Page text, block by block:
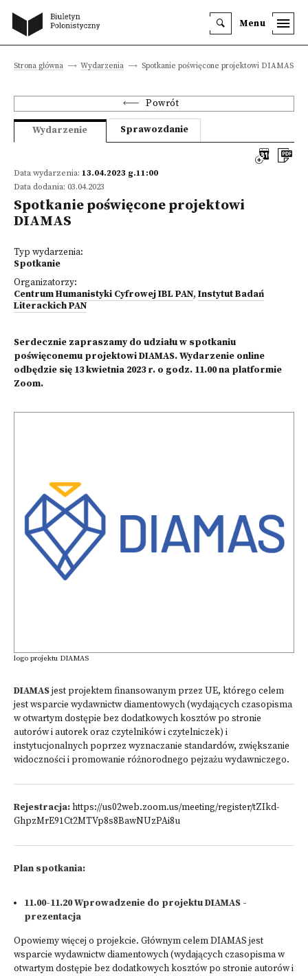
Menu
Strona główna Wydarzenia Spotkanie poświęcone projektowi DIAMAS
Powrót
Wydarzenie Sprawozdanie
Data wydarzenia: 13.04.2023 g.11:00
Data dodania: 03.04.2023
Spotkanie poświęcone projektowi
DIAMAS
Typ wydarzenia:
Spotkanie
Organizatorzy:
Centrum Humanistyki Cyfrowej IBL PAN, Instytut Badań
Literackich PAN
Serdecznie zapraszamy do udziału w spotkaniu
poświęconemu projektowi DIAMAS. Wydarzenie online
odbędzie się 13 kwietnia 2023 r. o godz. 11.00 na platformie
Zoom.
logo projektu DIAMAS
DIAMASjest projektem finansowanym przez UE, którego celem
jest wsparcie wydawnictw diamentowych (wydających czasopisma
w otwartym dostępie bez dodatkowych kosztów po stronie
autorów i autorek oraz czytelników i czytelniczek) i
instytucjonalnych poprzez wyznaczanie standardów, zwiększanie
widoczności i promowanie różnorodnego pejzażu wydawniczego.
Rejestracja:https://us02web.zoom.us/meeting/register/tZIkd-
GhpzMrE91Ct2MTVp8s8BawNUzPAi8u
Plan spotkania:
11.00-11.20 Wprowadzenie do projektu DIAMAS -
prezentacja
Opowiemy więcej o projekcie. Głównym celem DIAMAS jest
wsparcie wydawnictw diamentowych (wydających czasopisma w
otwartym dostępie bez dodatkowych kosztów po stronie autorów i